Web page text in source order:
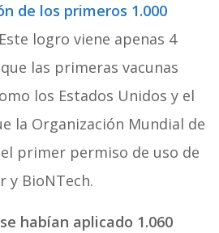
de los primeros 1.000
Este logro viene apenas 4
las primeras vacunas
los Estados Unidos y el
la Organización Mundial de
primer permiso de uso de
y BioNTech.
habían aplicado 1.060